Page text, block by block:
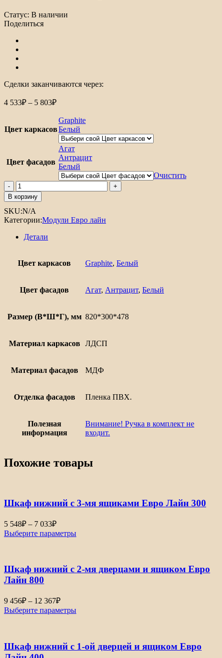
Статус: В наличии
Поделиться
Сделки заканчиваются через:
4 533₽ – 5 803₽Диапазон
4
533₽
5
803₽
Цвет каркасов
Graphite
Белый
Цвет фасадов
Агат
Антрацит
Белый
Очистить
Количество
товара
Шкаф
нижний
с
ой
ящиком
300
В корзину
SKU:N/A
Категории:Модули Евро лайн
Детали
Цвет каркасов Graphite, Белый
Цвет фасадов Агат, Антрацит, Белый
Размер (В*Ш*Г), мм 820*300*478
Материал каркасов ЛДСП
Материал фасадов МДФ
Отделка фасадов Пленка ПВХ.
Полезная
информация
Внимание! Ручка в комплект не
входит.
Похожие товары
Шкаф нижний с 3-мя ящиками Евро Лайн 300
5 548₽ – 7 033₽Диапазон
цен:
5
7
Выберите параметры
Шкаф нижний с 2-мя дверцами и ящиком Евро
Лайн 800
9 456₽ – 12 367₽Диапазон
цен:
9
12
Выберите параметры
Шкаф нижний с 1-ой дверцей и ящиком Евро